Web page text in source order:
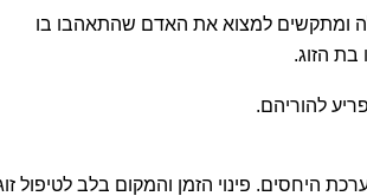
ומתקשים למצוא את האדם שהתאהבו בו
בת הזוג.
להוריהם.
היחסים. פינוי הזמן והמקום בלב לטיפול